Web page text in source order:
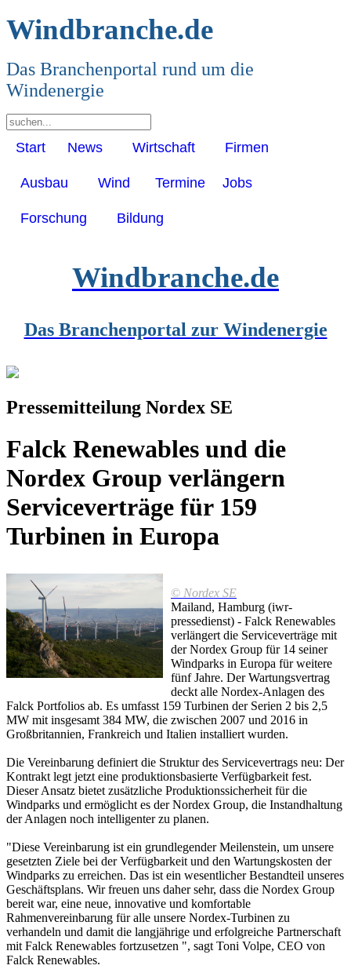
Windbranche.de
Das Branchenportal rund um die
Windenergie
Start News Wirtschaft Firmen
Ausbau Wind Termine Jobs
Forschung Bildung
Windbranche.de
Das Branchenportal zur Windenergie
Pressemitteilung Nordex SE
Falck Renewables und die
Nordex Group verlängern
Serviceverträge für 159
Turbinen in Europa
© Nordex SE
Mailand, Hamburg (iwr-
pressedienst) - Falck Renewables
verlängert die Serviceverträge mit
der Nordex Group für 14 seiner
Windparks in Europa für weitere
fünf Jahre. Der Wartungsvertrag
deckt alle Nordex-Anlagen des
Falck Portfolios ab. Es umfasst 159 Turbinen der Serien 2 bis 2,5
MW mit insgesamt 384 MW, die zwischen 2007 und 2016 in
Großbritannien, Frankreich und Italien installiert wurden.
Die Vereinbarung definiert die Struktur des Servicevertrags neu: Der
Kontrakt legt jetzt eine produktionsbasierte Verfügbarkeit fest.
Dieser Ansatz bietet zusätzliche Produktionssicherheit für die
Windparks und ermöglicht es der Nordex Group, die Instandhaltung
der Anlagen noch intelligenter zu planen.
"Diese Vereinbarung ist ein grundlegender Meilenstein, um unsere
gesetzten Ziele bei der Verfügbarkeit und den Wartungskosten der
Windparks zu erreichen. Das ist ein wesentlicher Bestandteil unseres
Geschäftsplans. Wir freuen uns daher sehr, dass die Nordex Group
bereit war, eine neue, innovative und komfortable
Rahmenvereinbarung für alle unsere Nordex-Turbinen zu
verhandeln und damit die langjährige und erfolgreiche Partnerschaft
mit Falck Renewables fortzusetzen ", sagt Toni Volpe, CEO von
Falck Renewables.